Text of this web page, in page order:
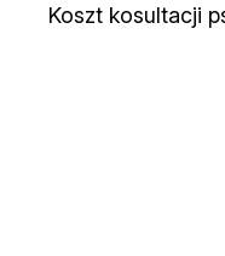
Koszt kosultacji